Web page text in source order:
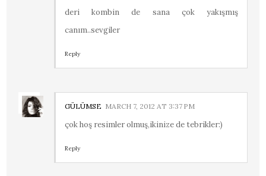
deri kombin de sana çok yakışmış
canım..sevgiler
Reply
GÜLÜMSE MARCH 7, 2012 AT 3:37 PM
çok hoş resimler olmuş,ikinize de tebrikler:)
Reply